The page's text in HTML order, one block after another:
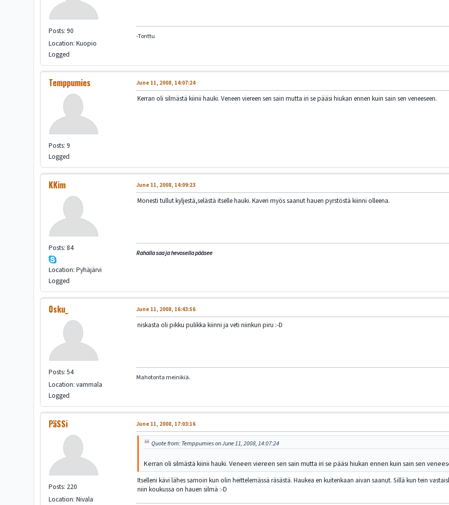
Posts: 90
Location: Kuopio
Logged
-Tonttu
Temppumies
Posts: 9
Logged
June 11, 2008, 14:07:24
Kerran oli silmästä kiinii hauki. Veneen viereen sen sain mutta iri se pääsi hiukan ennen kuin sain sen veneeseen.
KKim
Posts: 84
Location: Pyhäjärvi
Logged
June 11, 2008, 14:09:23
Monesti tullut kyljestä,selästä itselle hauki. Kaveri myös saanut hauen pyrstöstä kiinni olleena.
Rahalla saa ja hevosella pääsee
0sku_
Posts: 54
Location: vammala
Logged
June 11, 2008, 16:43:56
niskasta oli pikku pulikka kiinni ja veti niinkun piru :-D
Mahotonta meinikiä.
PäSSi
Posts: 220
Location: Nivala
June 11, 2008, 17:03:16
Quote from: Temppumies on June 11, 2008, 14:07:24
Kerran oli silmästä kiinii hauki. Veneen viereen sen sain mutta iri se pääsi hiukan ennen kuin sain sen
Itselleni kävi lähes samoin kun olin heittelemässä räsästä. Haukea en kuitenkaan aivan saanut. Sillä kun tein
niin koukussa on hauen silmä :-D